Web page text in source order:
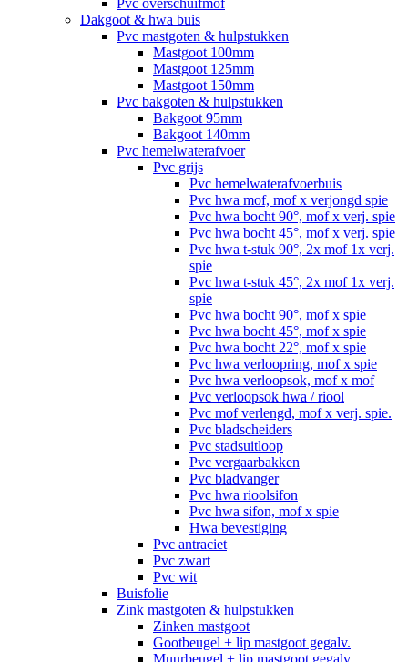
Pvc overschuifmof
Dakgoot & hwa buis
Pvc mastgoten & hulpstukken
Mastgoot 100mm
Mastgoot 125mm
Mastgoot 150mm
Pvc bakgoten & hulpstukken
Bakgoot 95mm
Bakgoot 140mm
Pvc hemelwaterafvoer
Pvc grijs
Pvc hemelwaterafvoerbuis
Pvc hwa mof, mof x verjongd spie
Pvc hwa bocht 90°, mof x verj. spie
Pvc hwa bocht 45°, mof x verj. spie
Pvc hwa t-stuk 90°, 2x mof 1x verj.
spie
Pvc hwa t-stuk 45°, 2x mof 1x verj.
spie
Pvc hwa bocht 90°, mof x spie
Pvc hwa bocht 45°, mof x spie
Pvc hwa bocht 22°, mof x spie
Pvc hwa verloopring, mof x spie
Pvc hwa verloopsok, mof x mof
Pvc verloopsok hwa / riool
Pvc mof verlengd, mof x verj. spie.
Pvc bladscheiders
Pvc stadsuitloop
Pvc vergaarbakken
Pvc bladvanger
Pvc hwa rioolsifon
Pvc hwa sifon, mof x spie
Hwa bevestiging
Pvc antraciet
Pvc zwart
Pvc wit
Buisfolie
Zink mastgoten & hulpstukken
Zinken mastgoot
Gootbeugel + lip mastgoot gegalv.
Muurbeugel + lip mastgoot gegalv.